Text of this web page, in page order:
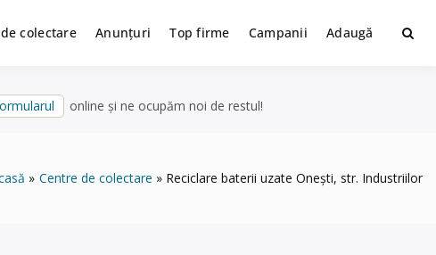
colectare Anunțuri Top firme Campanii Adaugă
online și ne ocupăm noi de restul!
Centre de colectare Reciclare baterii uzate Onești, str. Industriilor